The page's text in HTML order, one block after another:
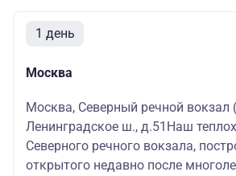
1 день
Москва
Москва, Северный речной вокзал
Ленинградское ш., д.51Наш
Северного речного вокзала,
открытого недавно после